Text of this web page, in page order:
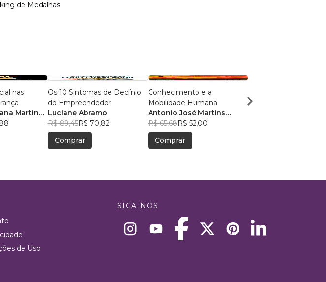
de Medalhas
nas
Martins,
Os 10 Sintomas de Declínio
do Empreendedor
Luciane Abramo
R$ 89,45R$ 70,82
Comprar
Conhecimento e a
Mobilidade Humana
Antonio José Martins
França
R$ 65,68R$ 52,00
Comprar
Equilíbrio
de Uso
SIGA-NOS